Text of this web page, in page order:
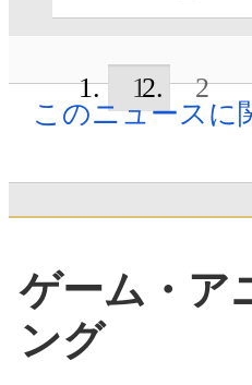
1 2
このニュースに
ゲーム・ア
ング